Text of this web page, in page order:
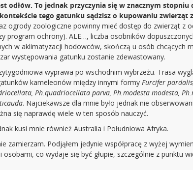
To jednak przyczynia się w znacznym stopniu
tego gatunku sądzisz o kupowaniu zwierząt
ogrody zoologiczne powinny mieć dostęp do zwierząt z
ochrony). ALE…, liczba osobników
w aklimatyzacji hodowców, skończą u osób chcących
występowania gatunku zostanie zdewastowany.
wyprawa po wschodnim wybrzeżu. Trasa
kameleonów między innymi formy Furcifer
Ph.quadriocellata parva, Ph.modesta modesta,
. Najciekawsze dla mnie było jednak nie
się naprawdę wiele w ten sposób nauczyć.
kusi mnie również Australia i Południowa Afryka.
zamierzam. Podjąłem jedynie współpracę z wyżej
co wydaje się być głupie, szczególnie z punktu